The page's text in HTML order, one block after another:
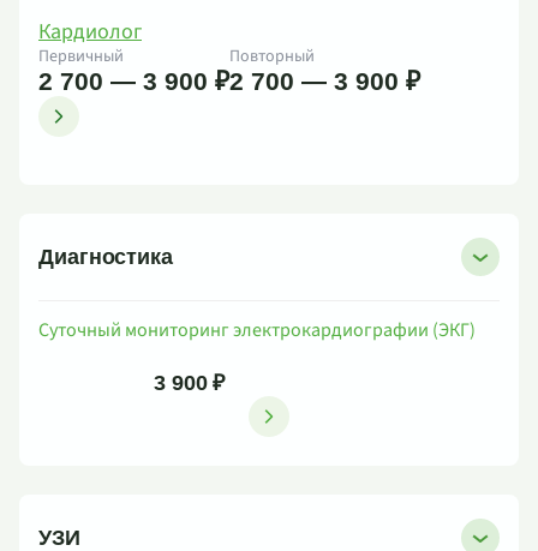
Кардиолог
Первичный
2 700 — 3 900 ₽
Повторный
2 700 — 3 900 ₽
Диагностика
Суточный мониторинг электрокардиографии (ЭКГ)
3 900 ₽
УЗИ